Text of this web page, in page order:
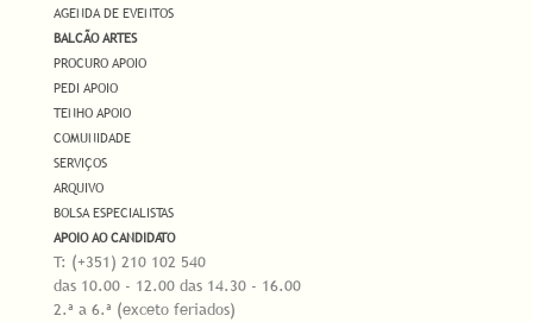
AGENDA DE EVENTOS
BALCÃO ARTES
PROCURO APOIO
PEDI APOIO
TENHO APOIO
COMUNIDADE
SERVIÇOS
ARQUIVO
BOLSA ESPECIALISTAS
APOIO AO CANDIDATO
T: (+351) 210 102 540
das 10.00 - 12.00 das 14.30 - 16.00
2.ª a 6.ª (exceto feriados)